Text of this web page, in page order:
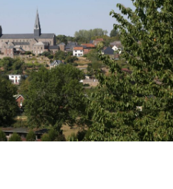
CULTURE
DYNAMISME ÉCONOMIQUE
EDUCATION